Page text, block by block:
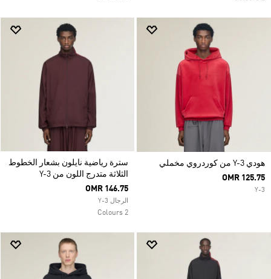
هودي Y-3 من كوردروي مخملي
OMR 125.75
Y-3
سترة رياضية نايلون بشعار الخطوط
الثلاثة متدرج اللون من Y-3
OMR 146.75
الرجال Y-3
2 Colours